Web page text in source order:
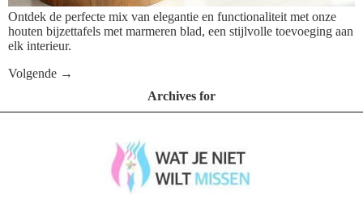
Ontdek de perfecte mix van elegantie en functionaliteit met onze
houten bijzettafels met marmeren blad, een stijlvolle toevoeging aan
elk interieur.
Volgende →
Archives for